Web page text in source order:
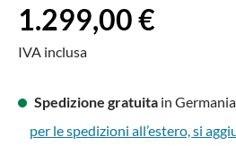
Prezzo normale:
1.299,00 €
IVA inclusa
Spedizione gratuita in
per le spedizioni all’estero, si